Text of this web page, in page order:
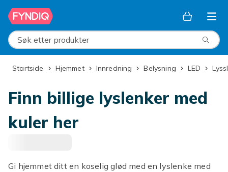
Hopp til hovedinnhold
Søk etter produkter
Startside Hjemmet Innredning Belysning LED
Finn billige lyslenker med
kuler her
Gi hjemmet ditt en koselig glød med en lyslenke med